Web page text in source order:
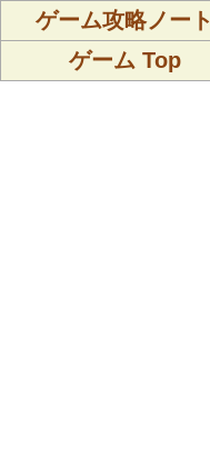
ゲーム攻略ノート
ゲーム Top